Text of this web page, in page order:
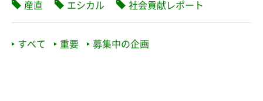
産直 エシカル 社会貢献レポート
すべて 重要 募集中の企画